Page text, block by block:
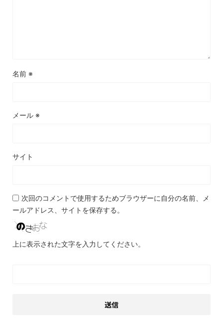
名前 ※
メール ※
サイト
次回のコメントで使用するためブラウザーに自分の名前、メ
ールアドレス、サイトを保存する。
上に表示された文字を入力してください。